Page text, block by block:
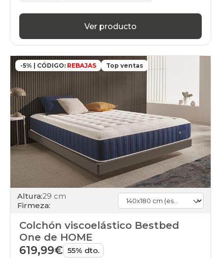
Ver producto
-5% | CÓDIGO: REBAJAS Top ventas
Altura:29 cm
Firmeza:
Colchón viscoelástico Bestbed
One de HOME
619,99€ 55% dto.